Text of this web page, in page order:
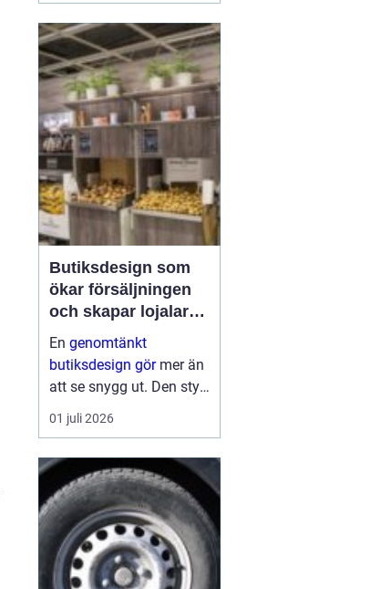
eller trasiga kedjor som
bara ligger i en låda.
Frågan blir då: hur gör
man en trygg, enkel och
lönsam affär när man
vill
Butiksdesign som
ökar försäljningen
och skapar lojalare
kunder
En genomtänkt
butiksdesign görmer än
att se snygg ut. Den styr
kundens väg genom
lokalen, påverkar vilka
korgen och avgör hur
ofta kunden kommer
tillbaka. När hyllor,
fruktbord, brödsk...
01 juli 2026